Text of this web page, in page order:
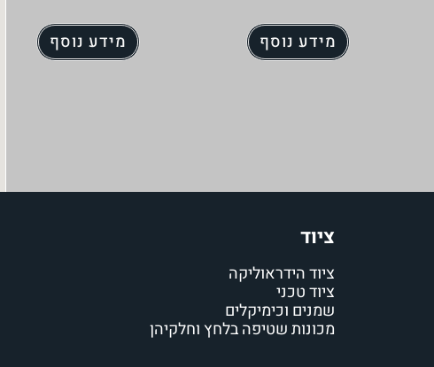
מידע נוסף מידע נוסף
ציוד
ציוד הידראוליקה
ציוד טכני
שמנים וכימיקלים
מכונות שטיפה בלחץ וחלקיהן